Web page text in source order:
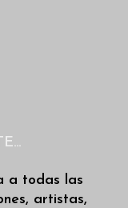
a todas las
artistas,